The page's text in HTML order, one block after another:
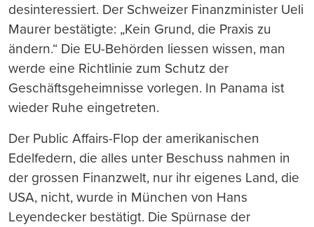
desinteressiert. Der Schweizer Finanzminister Ueli
Maurer bestätigte: „Kein Grund, die Praxis zu
ändern.“ Die EU-Behörden liessen wissen, man
werde eine Richtlinie zum Schutz der
Geschäftsgeheimnisse vorlegen. In Panama ist
wieder Ruhe eingetreten.
Der Public Affairs-Flop der amerikanischen
Edelfedern, die alles unter Beschuss nahmen in
der grossen Finanzwelt, nur ihr eigenes Land, die
USA, nicht, wurde in München von Hans
Leyendecker bestätigt. Die Spürnase der